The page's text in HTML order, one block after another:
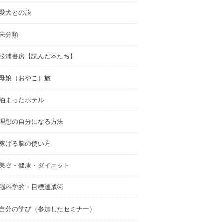
犬との旅
分類
浦書房【読んだ本たち】
娘（おやこ）旅
まったホテル
想の自分になる方法
げる脳の使い方
容・健康・ダイエット
科学的・目標達成術
分の学び（参加したセミナー）